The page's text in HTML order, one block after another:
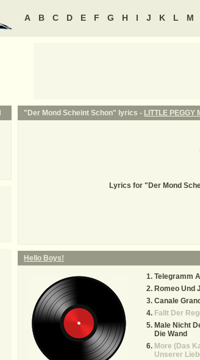
A B C D E F G H I J K L M
"Der Mond Scheint Schon" lyrics - LITTLE PEGGY
Lyrics for "Der Mond
Hello Boys!
Telegramm
Romeo Und
Canale
Fallt Der
Male Nicht
Die Wand
More (Das
Unserer